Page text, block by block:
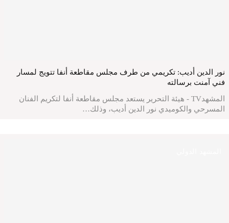
نور الدين أديب: تكريمي من طرف مجلس مقاطعة أنفا تتويج لمسار
فني آمنت برسالته
المشهدTV - هيئة التحرير يستعد مجلس مقاطعة أنفا لتكريم الفنان
المسرحي والكوميدي نور الدين أديب، وذلك…